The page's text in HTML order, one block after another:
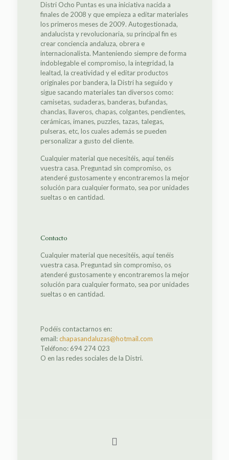
Distri Ocho Puntas es una iniciativa nacida a
finales de 2008 y que empieza a editar materiales
los primeros meses de 2009. Autogestionada,
andalucista y revolucionaria, su principal fin es
crear conciencia andaluza, obrera e
internacionalista. Manteniendo siempre de forma
indoblegable el compromiso, la integridad, la
lealtad, la creatividad y el editar productos
originales por bandera, la Distri ha seguido y
sigue sacando materiales tan diversos como:
camisetas, sudaderas, banderas, bufandas,
chanclas, llaveros, chapas, colgantes, pendientes,
cerámicas, imanes, puzzles, tazas, talegas,
pulseras, etc, los cuales además se pueden
personalizar a gusto del cliente.
Cualquier material que necesitéis, aquí tenéis
vuestra casa. Preguntad sin compromiso, os
atenderé gustosamente y encontraremos la mejor
solución para cualquier formato, sea por unidades
sueltas o en cantidad.
Contacto
Cualquier material que necesitéis, aquí tenéis
vuestra casa. Preguntad sin compromiso, os
atenderé gustosamente y encontraremos la mejor
solución para cualquier formato, sea por unidades
sueltas o en cantidad.
Podéis contactarnos en:
email:chapasandaluzas@hotmail.com
Teléfono: 694 274 023
O en las redes sociales de la Distri.